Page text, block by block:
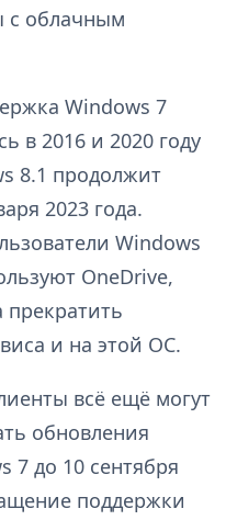
с облачным
Windows 7
в 2016 и 2020 году
8.1 продолжит
2023 года.
Windows
OneDrive,
и на этой ОС.
всё ещё могут
обновления
7 до 10 сентября
поддержки